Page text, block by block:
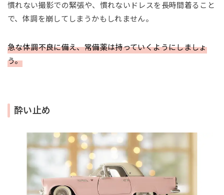
慣れない撮影での緊張や、慣れないドレスを長時間着ること
で、体調を崩してしまうかもしれません。
急な体調不良に備え、常備薬は持っていくようにしましょ
う。
酔い止め